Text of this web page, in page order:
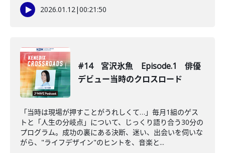
2026.01.12|00:21:50
#14 宮沢氷魚 Episode.1 俳優
デビュー当時のクロスロード
「当時は現場が押すことがうれしくて…」毎月1組のゲス
トと「人生の分岐点」について、じっくり語り合う30分の
プログラム。成功の裏にある決断、迷い、出会いを伺いな
がら、"ライフデザイン"のヒントを、音楽と...